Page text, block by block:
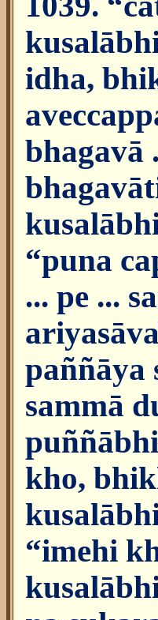
idha,
bhagavā
“puna
... pe ...
paññāya
sammā
kho,
“imehi